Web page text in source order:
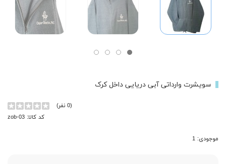
سویشرت وارداتی آبی دریایی داخل کرک
(0 نفر)
کد کالا: zob-03
موجودی: 1